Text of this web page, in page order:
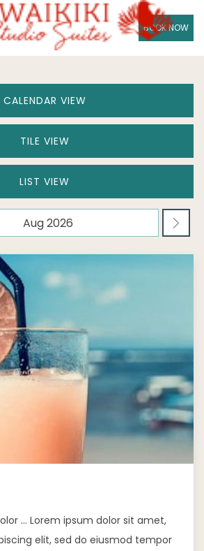
BOOK NOW
CALENDAR VIEW
TILE VIEW
LIST VIEW
… Lorem ipsum dolor sit amet,
elit, sed do eiusmod tempor